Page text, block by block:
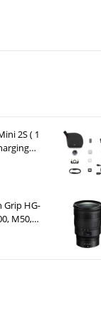
2S ( 1
Grip HG-
M50,